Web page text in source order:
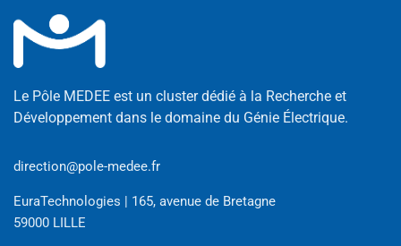
Le Pôle MEDEE est un cluster dédié à la Recherche et
Développement dans le domaine du Génie Électrique.
direction@pole-medee.fr
EuraTechnologies | 165, avenue de Bretagne
59000 LILLE